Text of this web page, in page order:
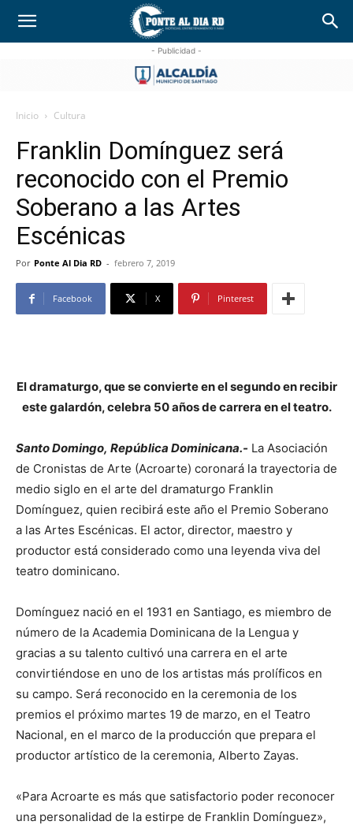
- Publicidad -
Inicio Cultura
Franklin Domínguez será
reconocido con el Premio
Soberano a las Artes
Escénicas
Por Ponte Al Dia RD - febrero 7, 2019
Facebook X Pinterest
El dramaturgo, que se convierte en el segundo en recibir
este galardón, celebra 50 años de carrera en el teatro.
Santo Domingo, República Dominicana.- La Asociación
de Cronistas de Arte (Acroarte) coronará la trayectoria de
medio siglo en el arte del dramaturgo Franklin
Domínguez, quien recibirá este año el Premio Soberano
a las Artes Escénicas. El actor, director, maestro y
productor está considerado como una leyenda viva del
teatro dominicano.
Domínguez nació en el 1931 en Santiago, es miembro de
número de la Academia Dominicana de la Lengua y
gracias a su talento cultivó una carrera en el arte
convirtiéndose en uno de los artistas más prolíficos en
su campo. Será reconocido en la ceremonia de los
premios el próximo martes 19 de marzo, en el Teatro
Nacional, en el marco de la producción que prepara el
productor artístico de la ceremonia, Alberto Zayas.
«Para Acroarte es más que satisfactorio poder reconocer
una personalidad de la estirpe de Franklin Domínguez»,